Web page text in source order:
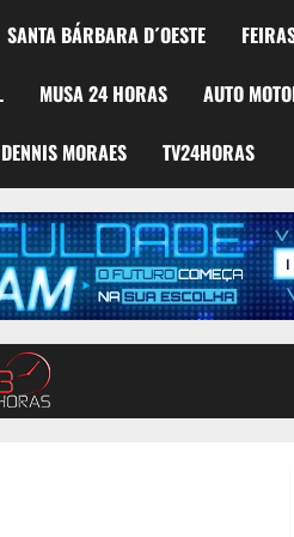
SANTA BÁRBARA D´OESTE
MUSA 24 HORAS AUTO
DENNIS MORAES TV24HORAS